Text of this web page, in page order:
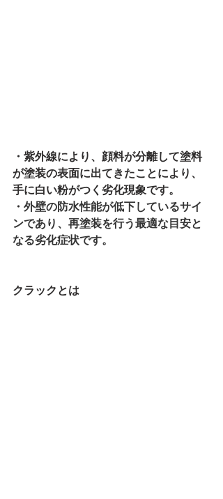
・紫外線により、顔料が分離して塗料
が塗装の表面に出てきたことにより、
手に白い粉がつく劣化現象です。
・ 外壁の防水性能が低下しているサイ
ンであり、再塗装を行う最適な目安と
なる劣化症状です。
クラックとは